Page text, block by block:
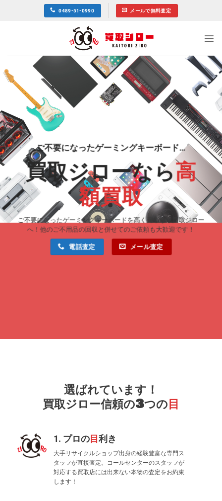
0489-51-0990 メールで無料査定
ご不要になったゲーミングキーボード…
買取ジローなら高
額買取
ご不要になったゲーミングキーボードを高く売るなら買取ジロー
へ！他のご不用品の回収と併せてのご依頼も大歓迎です！
電話査定 メール査定
選ばれています！
買取ジロー信頼の3つの目
1. プロの目利き
大手リサイクルショップ出身の経験豊富な専門ス
タッフが直接査定。コールセンターのスタッフが
対応する買取店には出来ない本物の査定をお約束
します！